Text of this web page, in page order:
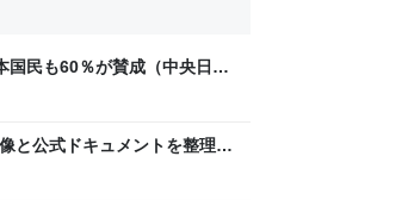
民も60％が賛成（中央日報
公式ドキュメントを整理し